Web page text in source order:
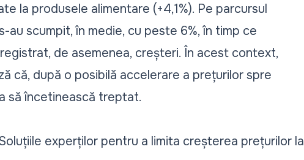
la produsele alimentare (+4,1%). Pe parcursul
au scumpit, în medie, cu peste 6%, în timp ce
de asemenea, creșteri. În acest context,
că, după o posibilă accelerare a prețurilor spre
să încetinească treptat.
experților pentru a limita creșterea prețurilor la